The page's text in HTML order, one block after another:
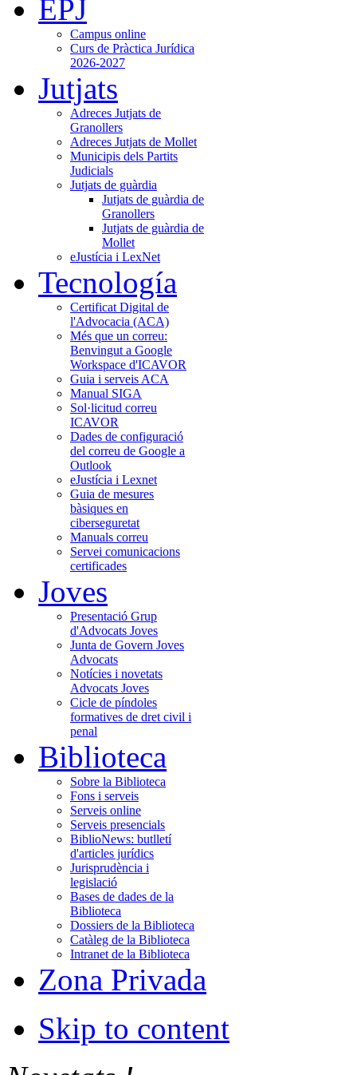
EPJ
Campus online
Curs de Pràctica Jurídica
2026-2027
Jutjats
Adreces Jutjats de
Granollers
Adreces Jutjats de Mollet
Municipis dels Partits
Judicials
Jutjats de guàrdia
Jutjats de guàrdia de
Granollers
Jutjats de guàrdia de
Mollet
eJustícia i LexNet
Tecnología
Certificat Digital de
l'Advocacia (ACA)
Més que un correu:
Benvingut a Google
Workspace d'ICAVOR
Guia i serveis ACA
Manual SIGA
Sol·licitud correu
ICAVOR
Dades de configuració
del correu de Google a
Outlook
eJustícia i Lexnet
Guia de mesures
bàsiques en
ciberseguretat
Manuals correu
Servei comunicacions
certificades
Joves
Presentació Grup
d'Advocats Joves
Junta de Govern Joves
Advocats
Notícies i novetats
Advocats Joves
Cicle de píndoles
formatives de dret civil i
penal
Biblioteca
Sobre la Biblioteca
Fons i serveis
Serveis online
Serveis presencials
BiblioNews: butlletí
d'articles jurídics
Jurisprudència i
legislació
Bases de dades de la
Biblioteca
Dossiers de la Biblioteca
Catàleg de la Biblioteca
Intranet de la Biblioteca
Zona Privada
Skip to content